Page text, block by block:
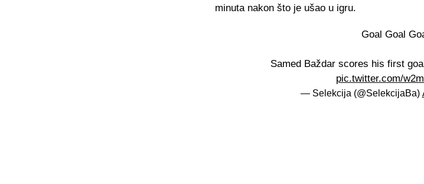
minuta nakon što je ušao u igru.
Goal Goal
Samed Baždar scores his first
pic.twitter.com/
— Selekcija (@SelekcijaBa)